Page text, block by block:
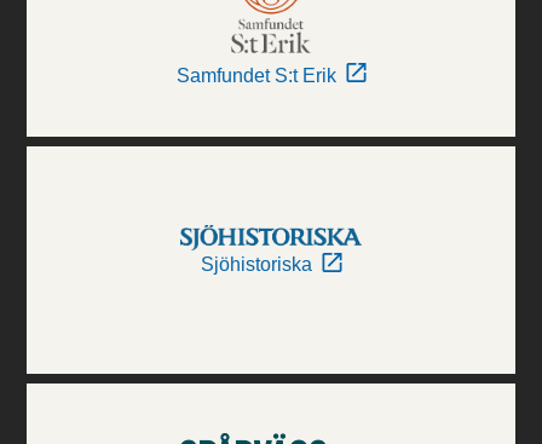
Samfundet S:t Erik
Sjöhistoriska